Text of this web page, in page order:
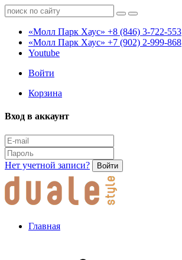
«Молл Парк Хаус» +8 (846) 3-722-553
«Молл Парк Хаус» +7 (902) 2-999-868
Youtube
Войти
Корзина
Вход в аккаунт
Нет учетной записи? Войти
Главная